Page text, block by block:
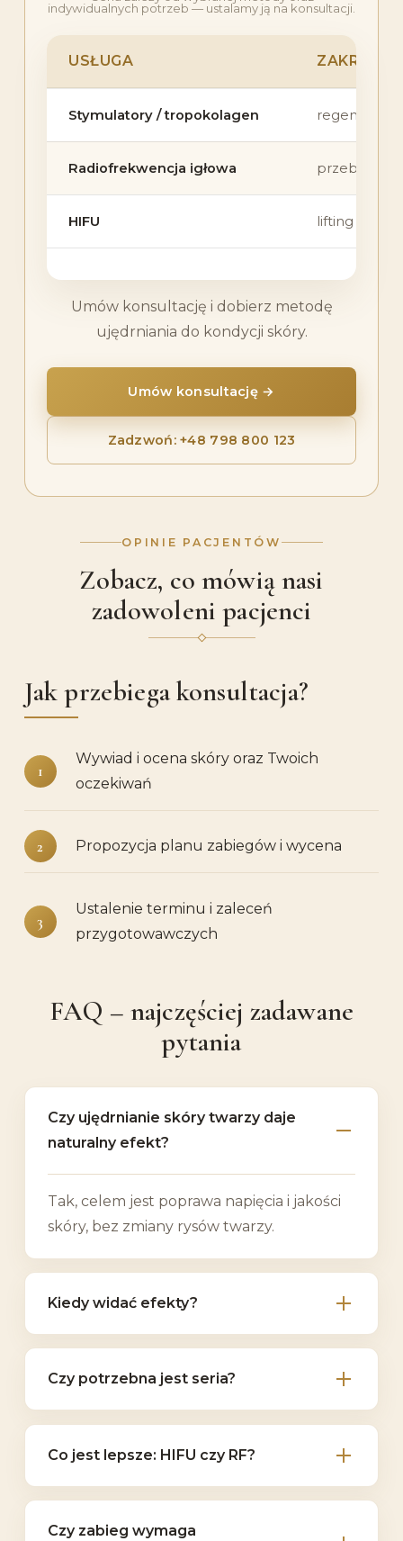
indywidualnych potrzeb — ustalamy ją na konsultacji.
USŁUGA ZAKRES
Stymulatory / tropokolagen regeneracja
Radiofrekwencja igłowa
HIFU lifting bez
Umów konsultację i dobierz metodę
ujędrniania do kondycji skóry.
Umów konsultację →
Zadzwoń: +48 798 800 123
OPINIE PACJENTÓW
Zobacz, co mówią nasi
zadowoleni pacjenci
Jak przebiega konsultacja?
Wywiad i ocena skóry oraz Twoich
oczekiwań
Propozycja planu zabiegów i wycena
Ustalenie terminu i zaleceń
przygotowawczych
FAQ – najczęściej zadawane
pytania
Czy ujędrnianie skóry twarzy daje
naturalny efekt?
Tak, celem jest poprawa napięcia i jakości
skóry, bez zmiany rysów twarzy.
Kiedy widać efekty?
Czy potrzebna jest seria?
Co jest lepsze: HIFU czy RF?
Czy zabieg wymaga